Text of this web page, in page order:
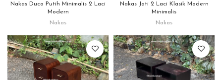
Nakas Duco Putih Minimalis 2 Laci
Modern
Nakas
Nakas Jati 2 Laci Klasik Modern
Minimalis
Nakas